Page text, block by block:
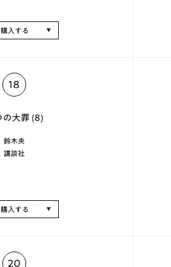
入する
18
の大罪 (8)
鈴木央
講談社
入する
20